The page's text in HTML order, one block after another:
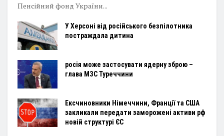
Пенсійний фонд України...
У Херсоні від російського безпілотника
постраждала дитина
росія може застосувати ядерну зброю –
глава МЗС Туреччини
Ексчиновники Німеччини, Франції та США
закликали передати заморожені активи рф
новій структурі ЄС